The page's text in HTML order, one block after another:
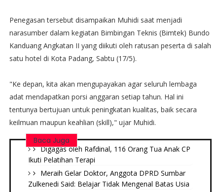
Penegasan tersebut disampaikan Muhidi saat menjadi
narasumber dalam kegiatan Bimbingan Teknis (Bimtek) Bundo
Kanduang Angkatan II yang diikuti oleh ratusan peserta di salah
satu hotel di Kota Padang, Sabtu (17/5).
"Ke depan, kita akan mengupayakan agar seluruh lembaga
adat mendapatkan porsi anggaran setiap tahun. Hal ini
tentunya bertujuan untuk peningkatan kualitas, baik secara
keilmuan maupun keahlian (skill)," ujar Muhidi.
Baca Juga
Digagas oleh Rafdinal, 116 Orang Tua Anak CP
Ikuti Pelatihan Terapi
Meraih Gelar Doktor, Anggota DPRD Sumbar
Zulkenedi Said: Belajar Tidak Mengenal Batas Usia